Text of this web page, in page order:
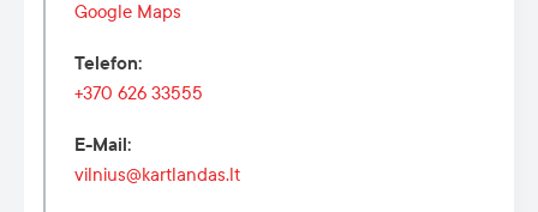
Google Maps
Telefon:
+370 626 33555
E-Mail :
vilnius@kartlandas.lt